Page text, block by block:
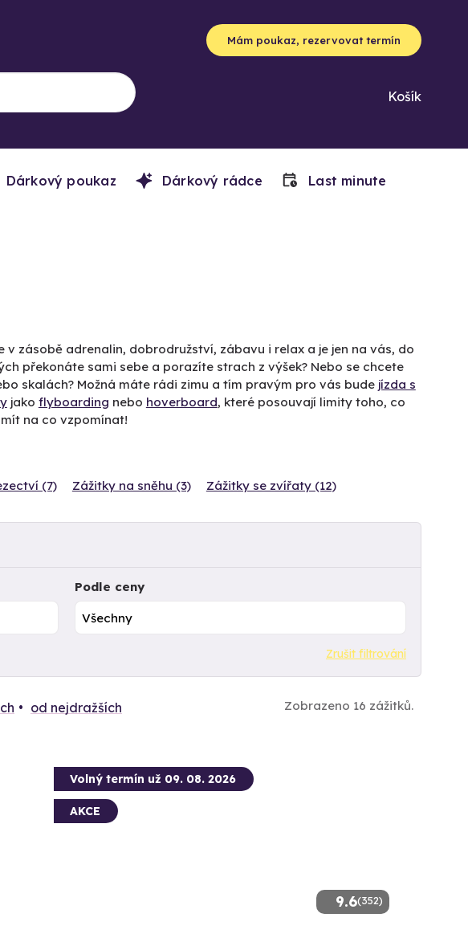
Mám poukaz, rezervovat termín
Košík
Dárkový poukaz Dárkový rádce Last minute
v zásobě adrenalin, dobrodružství, zábavu i relax a je jen na vás, do
překonáte sami sebe a porazíte strach z výšek? Nebo se chcete
skalách? Možná máte rádi zimu a tím pravým pro vás bude jízda s
jako flyboarding nebo hoverboard, které posouvají limity toho, co
na co vzpomínat!
(7) Zážitky na sněhu (3) Zážitky se zvířaty (12)
Podle ceny
Zrušit filtrování
od nejdražších Zobrazeno 16 zážitků.
9.6(352)
Volný termín už 09. 08. 2026
AKCE